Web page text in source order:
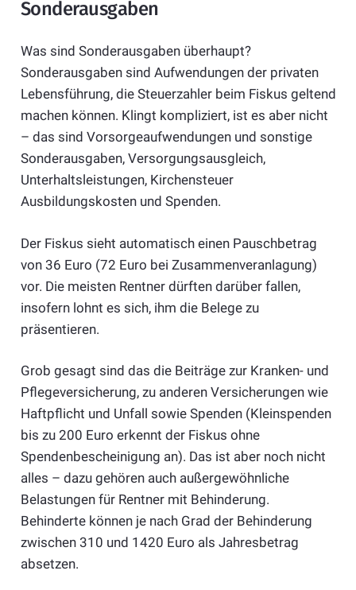
Sonderausgaben
Was sind Sonderausgaben überhaupt?
Sonderausgaben sind Aufwendungen der privaten
Lebensführung, die Steuerzahler beim Fiskus geltend
machen können. Klingt kompliziert, ist es aber nicht
– das sind Vorsorgeaufwendungen und sonstige
Sonderausgaben, Versorgungsausgleich,
Unterhaltsleistungen, Kirchensteuer
Ausbildungskosten und Spenden.
Der Fiskus sieht automatisch einen Pauschbetrag
von 36 Euro (72 Euro bei Zusammenveranlagung)
vor. Die meisten Rentner dürften darüber fallen,
insofern lohnt es sich, ihm die Belege zu
präsentieren.
Grob gesagt sind das die Beiträge zur Kranken- und
Pflegeversicherung, zu anderen Versicherungen wie
Haftpflicht und Unfall sowie Spenden (Kleinspenden
bis zu 200 Euro erkennt der Fiskus ohne
Spendenbescheinigung an). Das ist aber noch nicht
alles – dazu gehören auch außergewöhnliche
Belastungen für Rentner mit Behinderung.
Behinderte können je nach Grad der Behinderung
zwischen 310 und 1420 Euro als Jahresbetrag
absetzen.